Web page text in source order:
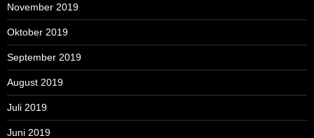
November 2019
Oktober 2019
September 2019
August 2019
Juli 2019
Juni 2019